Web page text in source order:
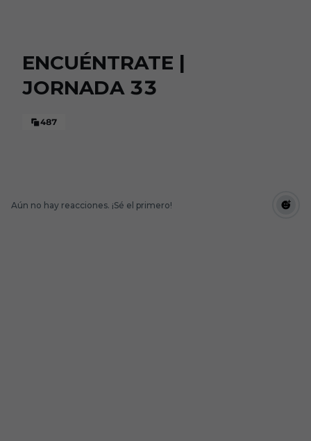
ENCUÉNTRATE |
JORNADA 33
487
Aún no hay reacciones. ¡Sé el primero!